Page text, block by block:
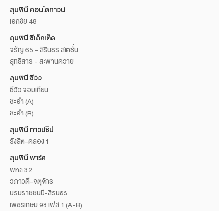
ลุมพินี คอนโดทาวน์
เอกชัย 48
ลุมพินี ซีเล็คเต็ด
จรัญ 65 - สิรินธร สเตชั่น
สุทธิสาร - สะพานควาย
ลุมพินี ซีวิว
ซีวิว จอมเทียน
ชะอำ (A)
ชะอำ (B)
ลุมพินี ทาวน์ชิป
รังสิต-คลอง 1
ลุมพินี พาร์ค
พหล 32
วิภาวดี-จตุจักร
บรมราชชนนี-สิรินธร
เพชรเกษม 98 เฟส 1 (A-B)